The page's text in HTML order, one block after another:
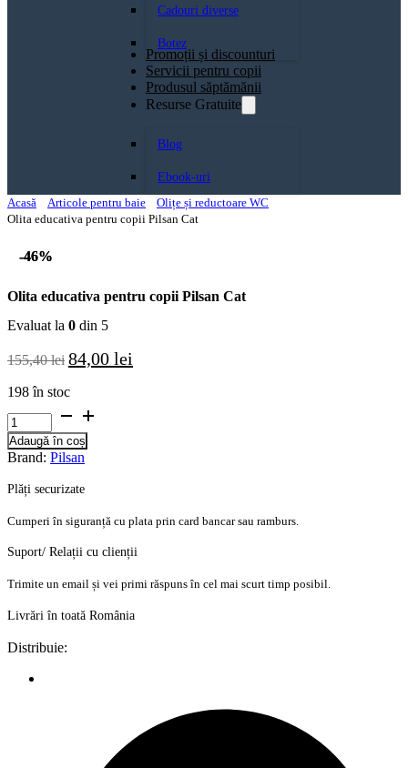
Cadouri diverse
Botez
Promoții și discounturi
Servicii pentru copii
Produsul săptămănii
Resurse Gratuite
Blog
Ebook-uri
Acasă
Articole pentru baie
Olițe și reductoare WC
Olita educativa pentru copii Pilsan Cat
-46%
-46%
Olita educativa pentru copii Pilsan Cat
Evaluat la 0 din 5
155,40lei Prețul
inițial
a
155,40 lei.
84,00 lei
198 în stoc
Cantitate
Olita
educativa
pentru
Pilsan
Adaugă în coș
Brand: Pilsan
Plăți securizate
Cumperi în siguranță cu plata prin card bancar sau ramburs.
Suport/ Relații cu clienții
Trimite un email și vei primi răspuns în cel mai scurt timp posibil.
Livrări în toată România
Distribuie: